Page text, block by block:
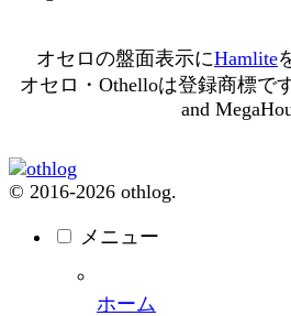
オセロの盤面表示にHamlite
オセロ・Othelloは登録商標で
and
© 2016-2026 othlog.
メニュー
ホーム